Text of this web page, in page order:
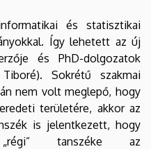
és statisztikai
Így lehetett az új
és PhD-dolgozatok
Sokrétű szakmai
nem volt meglepő, hogy
területére, akkor az
is jelentkezett, hogy
tanszéke az